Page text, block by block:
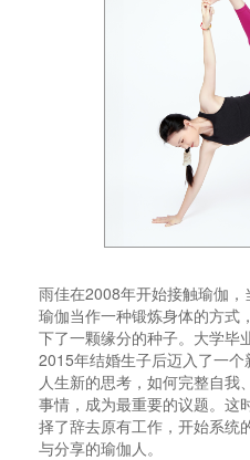
雨佳在2008年开始接触瑜伽
瑜伽当作一种锻炼身体的方式
下了一颗缘分的种子。大学毕
2015年结婚生子后迈入了一
人生新的思考，如何完整自我
事情，成为最重要的议题。这
择了辞去原有工作，开始系统
与分享的瑜伽人。